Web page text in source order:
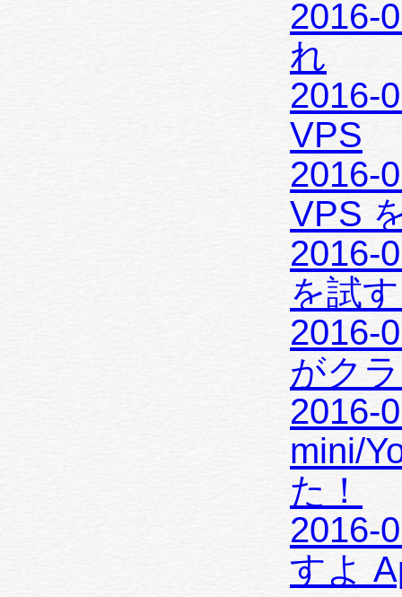
2016-
れ
2016-
VPS
2016-
VPS
2016-
を試
2016-
がク
2016-
mini/
た！
2016-
すよ